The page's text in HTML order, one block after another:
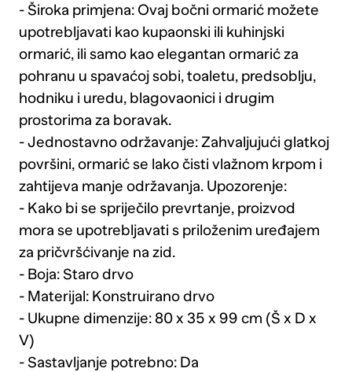
- Široka primjena: Ovaj bočni ormarić možete
upotrebljavati kao kupaonski ili kuhinjski
ormarić, ili samo kao elegantan ormarić za
pohranu u spavaćoj sobi, toaletu, predsoblju,
hodniku i uredu, blagovaonici i drugim
prostorima za boravak.
- Jednostavno održavanje: Zahvaljujući glatkoj
površini, ormarić se lako čisti vlažnom krpom i
zahtijeva manje održavanja. Upozorenje:
- Kako bi se spriječilo prevrtanje, proizvod
mora se upotrebljavati s priloženim uređajem
za pričvršćivanje na zid.
- Boja: Staro drvo
- Materijal: Konstruirano drvo
- Ukupne dimenzije: 80 x 35 x 99 cm (Š x D x
V)
- Sastavljanje potrebno: Da